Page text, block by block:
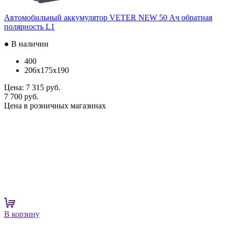
Автомобильный аккумулятор VETER NEW 50 Ач обратная
полярность L1
● В наличии
400
206x175x190
Цена: 7 315 руб.
7 700 руб.
Цена в розничных магазинах
В корзину